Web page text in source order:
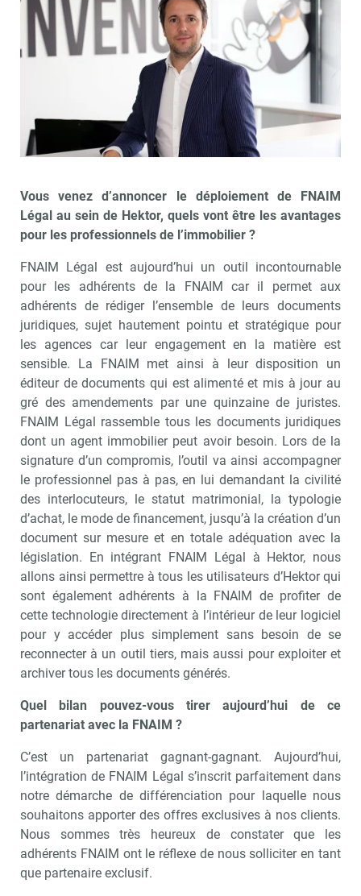
Vous venez d’annoncer le déploiement de FNAIM
Légal au sein de Hektor, quels vont être les avantages
pour les professionnels de l’immobilier ?
FNAIM Légal est aujourd’hui un outil incontournable
pour les adhérents de la FNAIM car il permet aux
adhérents de rédiger l’ensemble de leurs documents
juridiques, sujet hautement pointu et stratégique pour
les agences car leur engagement en la matière est
sensible. La FNAIM met ainsi à leur disposition un
éditeur de documents qui est alimenté et mis à jour au
gré des amendements par une quinzaine de juristes.
FNAIM Légal rassemble tous les documents juridiques
dont un agent immobilier peut avoir besoin. Lors de la
signature d’un compromis, l’outil va ainsi accompagner
le professionnel pas à pas, en lui demandant la civilité
des interlocuteurs, le statut matrimonial, la typologie
d’achat, le mode de financement, jusqu’à la création d’un
document sur mesure et en totale adéquation avec la
législation. En intégrant FNAIM Légal à Hektor, nous
allons ainsi permettre à tous les utilisateurs d’Hektor qui
sont également adhérents à la FNAIM de profiter de
cette technologie directement à l’intérieur de leur logiciel
pour y accéder plus simplement sans besoin de se
reconnecter à un outil tiers, mais aussi pour exploiter et
archiver tous les documents générés.
Quel bilan pouvez-vous tirer aujourd’hui de ce
partenariat avec la FNAIM ?
C’est un partenariat gagnant-gagnant. Aujourd’hui,
l’intégration de FNAIM Légal s’inscrit parfaitement dans
notre démarche de différenciation pour laquelle nous
souhaitons apporter des offres exclusives à nos clients.
Nous sommes très heureux de constater que les
adhérents FNAIM ont le réflexe de nous solliciter en tant
que partenaire exclusif.